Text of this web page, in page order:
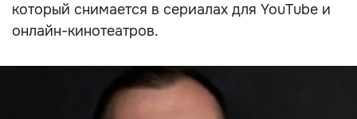
который снимается в сериалах для YouTube и
онлайн-кинотеатров.